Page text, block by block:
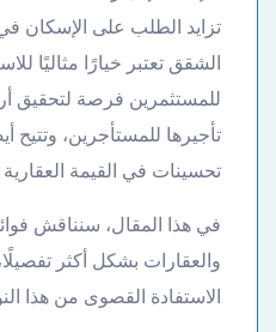
تزايد الطلب على الإسكان
الشقق تعتبر خيارًا مثاليًا
للمستثمرين فرصة لتحقيق
تأجيرها للمستأجرين،
تحسينات في القيمة
في هذا المقال، سنناقش
والعقارات بشكل أكثر
الاستفادة القصوى من هذا